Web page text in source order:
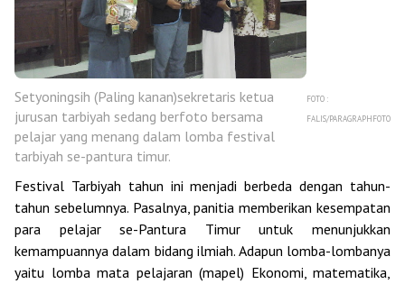
Setyoningsih (Paling kanan)sekretaris ketua
jurusan tarbiyah sedang berfoto bersama
pelajar yang menang dalam lomba festival
tarbiyah se-pantura timur.
FOTO :
FALIS/PARAGRAPHFOTO
Festival Tarbiyah tahun ini menjadi berbeda dengan tahun-
tahun sebelumnya. Pasalnya, panitia memberikan kesempatan
para pelajar se-Pantura Timur untuk menunjukkan
kemampuannya dalam bidang ilmiah. Adapun lomba-lombanya
yaitu lomba mata pelajaran (mapel) Ekonomi, matematika,